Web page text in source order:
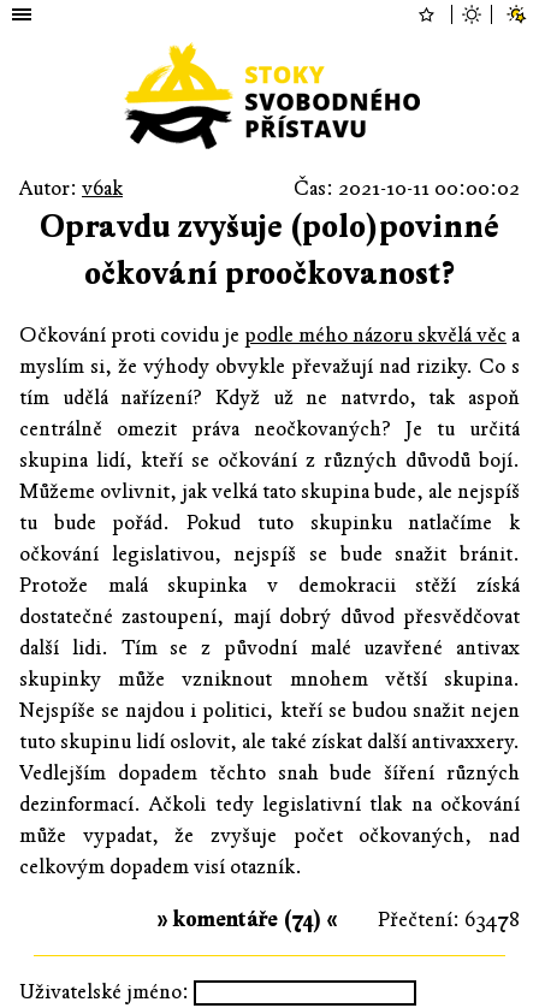
Autor: v6ak Čas: 2021-10-11 00:00:02
Opravdu zvyšuje (polo)povinné
očkování proočkovanost?
Očkování proti covidu je podle mého názoru skvělá věc a
myslím si, že výhody obvykle převažují nad riziky. Co s
tím udělá nařízení? Když už ne natvrdo, tak aspoň
centrálně omezit práva neočkovaných? Je tu určitá
skupina lidí, kteří se očkování z různých důvodů bojí.
Můžeme ovlivnit, jak velká tato skupina bude, ale nejspíš
tu bude pořád. Pokud tuto skupinku natlačíme k
očkování legislativou, nejspíš se bude snažit bránit.
Protože malá skupinka v demokracii stěží získá
dostatečné zastoupení, mají dobrý důvod přesvědčovat
další lidi. Tím se z původní malé uzavřené antivax
skupinky může vzniknout mnohem větší skupina.
Nejspíše se najdou i politici, kteří se budou snažit nejen
tuto skupinu lidí oslovit, ale také získat další antivaxxery.
Vedlejším dopadem těchto snah bude šíření různých
dezinformací. Ačkoli tedy legislativní tlak na očkování
může vypadat, že zvyšuje počet očkovaných, nad
celkovým dopadem visí otazník.
Přečtení: 63478
» komentáře (74) «
Uživatelské jméno: